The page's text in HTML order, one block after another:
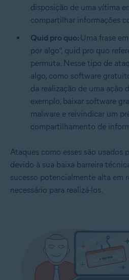
disposição de uma vítima
compartilhar informações
Quid pro quo: Uma frase
por algo”, quid pro quo
permuta. Nesse tipo de
algo, como software
da realização de uma ação
exemplo, baixar software
malware e reivindicar um
compartilhamento de
Ataques como esses são usados
devido à sua baixa barreira
sucesso potencialmente alta em
necessário para realizá-los.